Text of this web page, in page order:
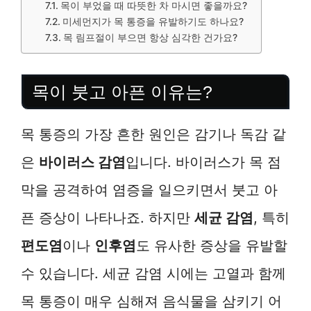
목이 부었을 때 따뜻한 차 마시면 좋을까요?
미세먼지가 목 통증을 유발하기도 하나요?
목 림프절이 부으면 항상 심각한 건가요?
목이 붓고 아픈 이유는?
목 통증의 가장 흔한 원인은 감기나 독감 같
은 바이러스 감염입니다. 바이러스가 목 점
막을 공격하여 염증을 일으키면서 붓고 아
픈 증상이 나타나죠. 하지만 세균 감염, 특히
편도염이나 인후염도 유사한 증상을 유발할
수 있습니다. 세균 감염 시에는 고열과 함께
목 통증이 매우 심해져 음식물을 삼키기 어